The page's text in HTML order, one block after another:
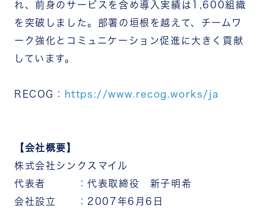
れ、前身のサービスを含め導入実績は1,600組織
を突破しました。部署の垣根を越えて、チームワ
ーク強化とコミュニケーション促進に大きく貢献
しています。
RECOG： https://www.recog.works/ja
【会社概要】
株式会社シンクスマイル
代表者 ：代表取締役 新子明希
会社設立 ：2007年6月6日